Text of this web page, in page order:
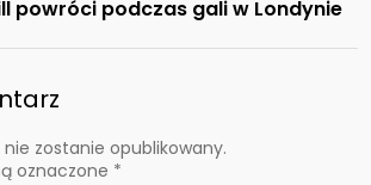
powróci podczas gali w Londynie
zostanie opublikowany.
oznaczone *